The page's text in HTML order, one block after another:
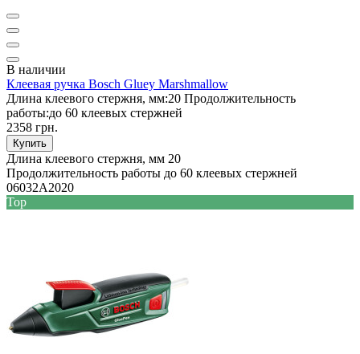
В наличии
Клеевая ручка Bosch Gluey Marshmallow
Длина клеевого стержня, мм:20 Продолжительность
работы:до 60 клеевых стержней
2358 грн.
Купить
Длина клеевого стержня, мм 20
Продолжительность работы до 60 клеевых стержней
06032A2020
Top